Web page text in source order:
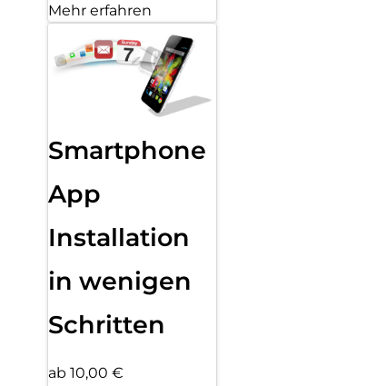
Mehr erfahren
Smartphone
App
Installation
in wenigen
Schritten
ab 10,00 €